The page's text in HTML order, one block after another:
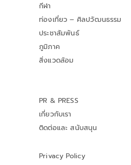
กีฬา
ท่องเที่ยว – ศิลปวัฒนธรรม
ประชาสัมพันธ์
ภูมิภาค
สิ่งแวดล้อม
PR & PRESS
เกี่ยวกับเรา
ติดต่อและ สนับสนุน
Privacy Policy